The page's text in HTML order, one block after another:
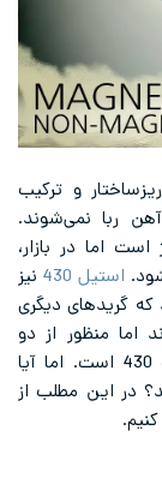
و ترکیب
ربا نمی‌شوند.
اما در بازار،
استیل 430
نیز
که گریدهای دیگری
اما منظور از دو
اصطلاح “بگیر” و “نگیر” در بازار دو گرید 304 و 430 است. اما آیا
در این مطلب از